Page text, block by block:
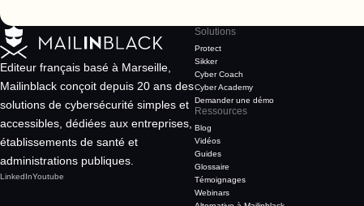
Editeur français basé à Marseille,
Mailinblack conçoit depuis 20 ans des
solutions de cybersécurité simples et
accessibles, dédiées aux entreprises,
établissements de santé et
administrations publiques.
LinkedInYoutube
Solutions
Protect
Sikker
Cyber Coach
Cyber Academy
Demander une démo
Ressources
Blog
Vidéos
Guides
Glossaire
Témoignages
Webinars